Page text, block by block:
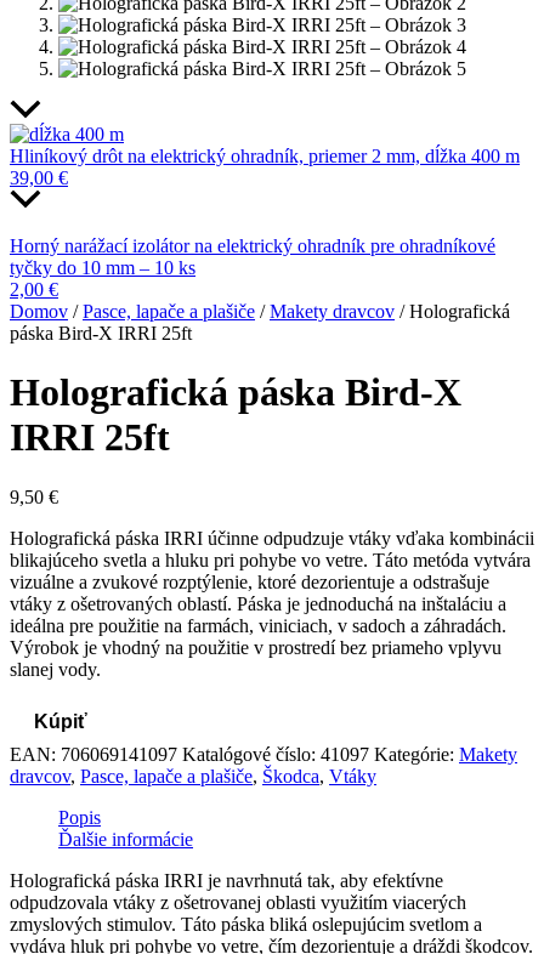
Hliníkový drôt na elektrický ohradník, priemer 2 mm, dĺžka 400 m
39,00 €
Horný narážací izolátor na elektrický ohradník pre ohradníkové
tyčky do 10 mm – 10 ks
2,00 €
Domov /Pasce, lapače a plašiče /Makety dravcov / Holografická
páska Bird-X IRRI 25ft
Holografická páska Bird-X
IRRI 25ft
9,50 €
Holografická páska IRRI účinne odpudzuje vtáky vďaka kombinácii
blikajúceho svetla a hluku pri pohybe vo vetre. Táto metóda vytvára
vizuálne a zvukové rozptýlenie, ktoré dezorientuje a odstrašuje
vtáky z ošetrovaných oblastí. Páska je jednoduchá na inštaláciu a
ideálna pre použitie na farmách, viniciach, v sadoch a záhradách.
Výrobok je vhodný na použitie v prostredí bez priameho vplyvu
slanej vody.
Kúpiť
EAN: 706069141097 Katalógové číslo: 41097 Kategórie: Makety
dravcov, Pasce, lapače a plašiče, Škodca, Vtáky
Popis
Ďalšie informácie
Holografická páska IRRI je navrhnutá tak, aby efektívne
odpudzovala vtáky z ošetrovanej oblasti využitím viacerých
zmyslových stimulov. Táto páska bliká oslepujúcim svetlom a
vydáva hluk pri pohybe vo vetre, čím dezorientuje a dráždi škodcov.